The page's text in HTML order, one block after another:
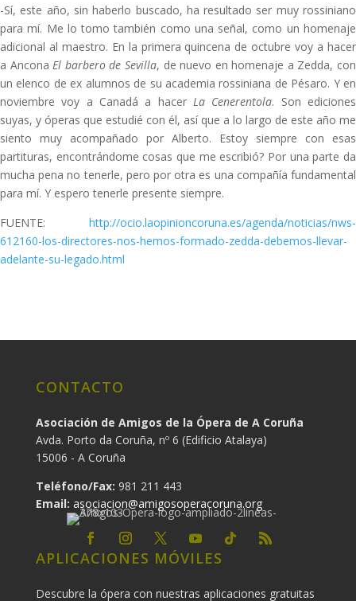
-Sí, este año, sin haberlo buscado, ha resultado ser muy rossiniano
para mí. Me lo tomo también como una señal, como un homenaje
adicional al maestro. En la primera quincena de octubre voy a hacer
a AnconaEl barbero de Sevilla, de nuevo en homenaje a Zedda, con
un elenco de ex alumnos de su academia rossiniana de Pésaro. Y en
noviembre voy a Canadá a hacer La Cenerentola. Son ediciones
suyas, y óperas que estudié con él, así que a lo largo de este año me
siento muy acompañado por Alberto. Estoy siempre con esas
partituras, encontrándome cosas que me escribió? Por una parte da
mucha pena no tenerle, pero por otra es una compañía fundamental
para mí. Y espero tenerle presente siempre.
FUENTE: http://ocio.laopinioncoruna.es/agenda/noticias/nws-
612160-los-directores-nos-hemos-formado-zedda-debemos-llevar-
adelante-su-legado.html
CONTACTO
Asociación de Amigos de la Ópera de A Coruña
Avda. Porto da Coruña, nº 6 (Edificio Atalaya)
15006 - A Coruña
Teléfono/Fax: 981 211 443
Email: asociacion@amigosoperacoruna.org
APLICACIONES MÓVILES
Descubre la ópera con nuestras aplicaciones gratuitas